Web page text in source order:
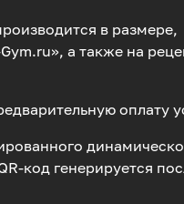
в размере,
а также на
оплату
код генерируется